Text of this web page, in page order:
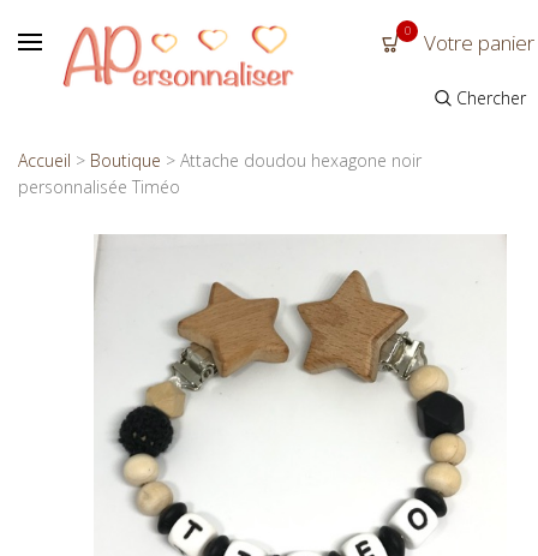
0 Votre panier
Chercher
Accueil > Boutique > Attache doudou hexagone noir
personnalisée Timéo